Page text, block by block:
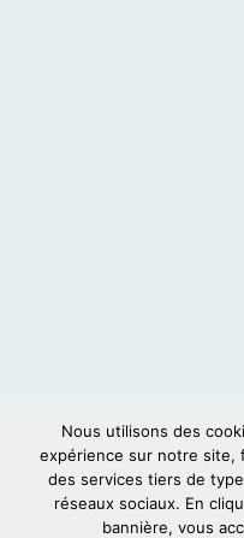
Nous utilisons des
expérience sur notre site,
des services tiers de
réseaux sociaux. En
bannière, vous